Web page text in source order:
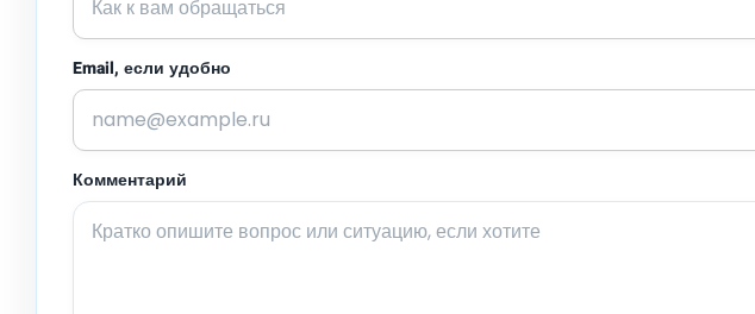
Email, если удобно
Комментарий